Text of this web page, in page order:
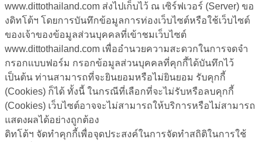
www.dittothailand.com ส่งไปเก็บไว้ ณ เซิร์ฟเวอร์ (Server) ขอ
งดิทโต้ฯ โดยการบันทึกข้อมูลการท่องเว็บไซต์หรือใช้เว็บไซต์
ของเจ้าของข้อมูลส่วนบุคคลที่เข้าชมเว็บไซต์
www.dittothailand.com เพื่ออำนวยความสะดวกในการจดจำ
กรอกแบบฟอร์ม กรอกข้อมูลส่วนบุคคลที่คุกกี้ได้บันทึกไว้
เป็นต้น ท่านสามารถที่จะยินยอมหรือไม่ยินยอม รับคุกกี้
(Cookies) ก็ได้ ทั้งนี้ ในกรณีที่เลือกที่จะไม่รับหรือลบคุกกี้
(Cookies) เว็บไซต์อาจจะไม่สามารถให้บริการหรือไม่สามารถ
แสดงผลได้อย่างถูกต้อง
ดิทโต้ฯ จัดทำคุกกี้เพื่อจุดประสงค์ในการจัดทำสถิติในการใช้